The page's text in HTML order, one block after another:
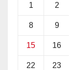
1 2
8 9
15 16
22 23